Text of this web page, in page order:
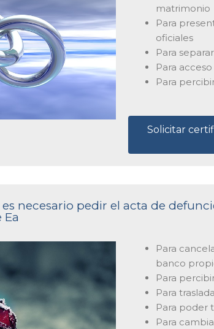
matrimonio
Para
oficiales
Para
Para
Para
Solicitar
necesario pedir el acta de
Ea
Para
banco
Para
Para
Para poder
Para